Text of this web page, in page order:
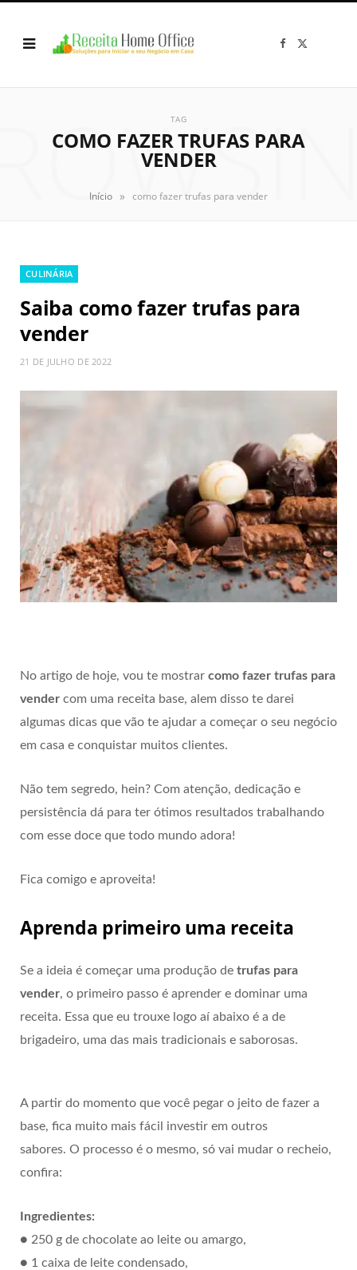
F
TAG
COMO FAZER TRUFAS PARA
VENDER
Início » como fazer trufas para vender
CULINÁRIA
Saiba como fazer trufas para
vender
21 DE JULHO DE 2022
No artigo de hoje, vou te mostrar como fazer trufas para
vender com uma receita base, alem disso te darei
algumas dicas que vão te ajudar a começar o seu negócio
em casa e conquistar muitos clientes.
Não tem segredo, hein? Com atenção, dedicação e
persistência dá para ter ótimos resultados trabalhando
com esse doce que todo mundo adora!
Fica comigo e aproveita!
Aprenda primeiro uma receita
Se a ideia é começar uma produção de trufas para
vender, o primeiro passo é aprender e dominar uma
receita. Essa que eu trouxe logo aí abaixo é a de
brigadeiro, uma das mais tradicionais e saborosas.
A partir do momento que você pegar o jeito de fazer a
base, fica muito mais fácil investir em outros
sabores. O processo é o mesmo, só vai mudar o recheio,
confira:
Ingredientes:
● 250 g de chocolate ao leite ou amargo,
● 1 caixa de leite condensado,